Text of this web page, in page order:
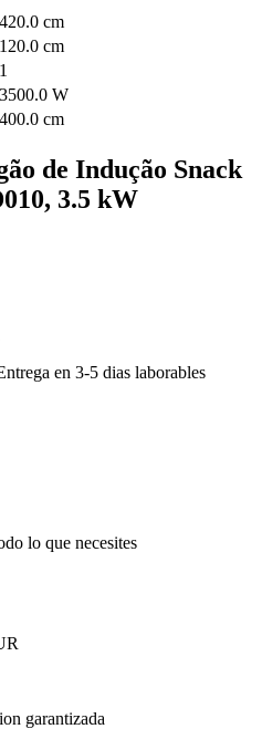
420.0 cm
120.0 cm
1
3500.0 W
400.0 cm
de Indução Snack
3.5 kW
en 3-5 dias laborables
lo que necesites
garantizada